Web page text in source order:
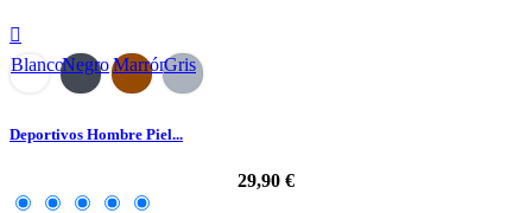

BlancoNegroMarrónGris
Deportivos Hombre Piel...
29,90 €